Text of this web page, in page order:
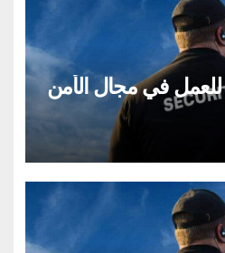
في مجال الأمن